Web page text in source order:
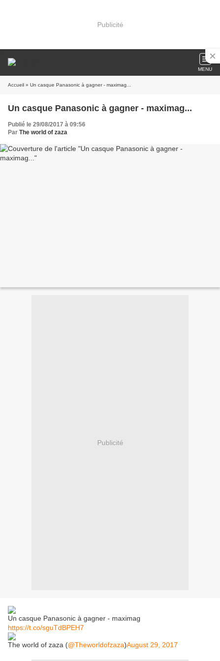
Publicité
MENU
Accueil » Un casque Panasonic à gagner - maximag...
Un casque Panasonic à gagner - maximag...
Publié le 29/08/2017 à 09:56
Par The world of zaza
Publicité
Un casque Panasonic à gagner - maximag
https://t.co/sguTdBPEH7
The world of zaza (@Theworldofzaza)August 29, 2017